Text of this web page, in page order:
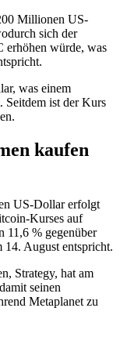
Millionen US-
sich der
erhöhen würde, was
was einem
Seitdem ist der Kurs
kaufen
US-Dollar erfolgt
Kurses auf
11,6 % gegenüber
August entspricht.
Strategy, hat am
seinen
Metaplanet zu